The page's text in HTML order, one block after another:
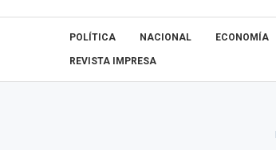
POLÍTICA NACIONAL ECONOMÍA
REVISTA IMPRESA